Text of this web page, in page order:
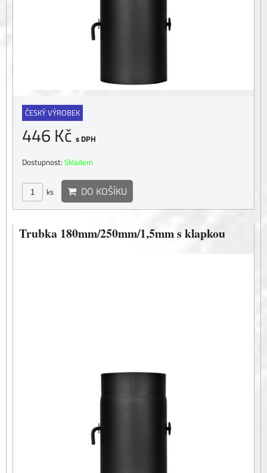
ČESKÝ VÝROBEK
446 Kč s DPH
Dostupnost: Skladem
ks DO KOŠÍKU
Trubka 180mm/250mm/1,5mm s klapkou